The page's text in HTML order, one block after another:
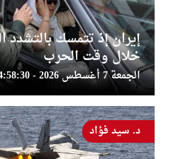
إيران إذ تتمسك بالتشدد
خلال وقت الحرب
الجمعة 7 أغسطس 2026 - 14:58:30
د. سيد فؤاد